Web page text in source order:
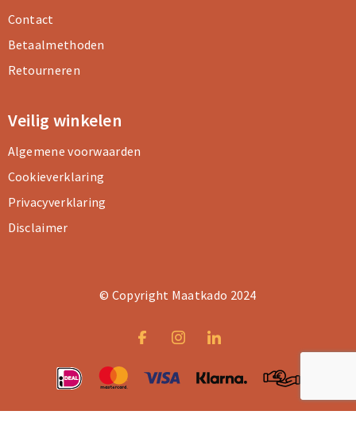
Contact
Betaalmethoden
Retourneren
Veilig winkelen
Algemene voorwaarden
Cookieverklaring
Privacyverklaring
Disclaimer
© Copyright Maatkado 2024